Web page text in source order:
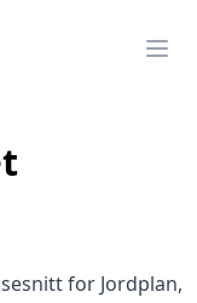
for Jordplan,